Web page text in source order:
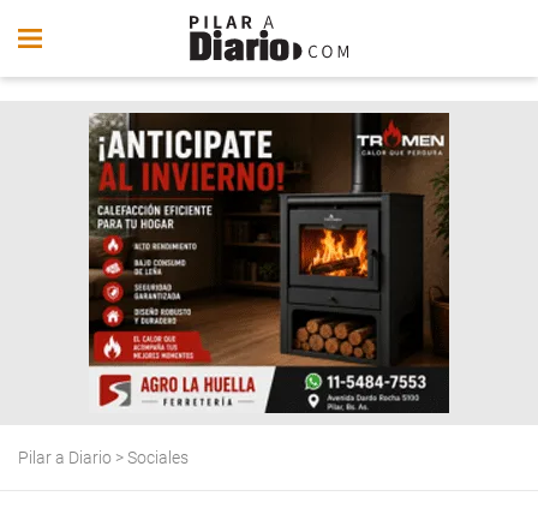
Pilar a Diario >Sociales